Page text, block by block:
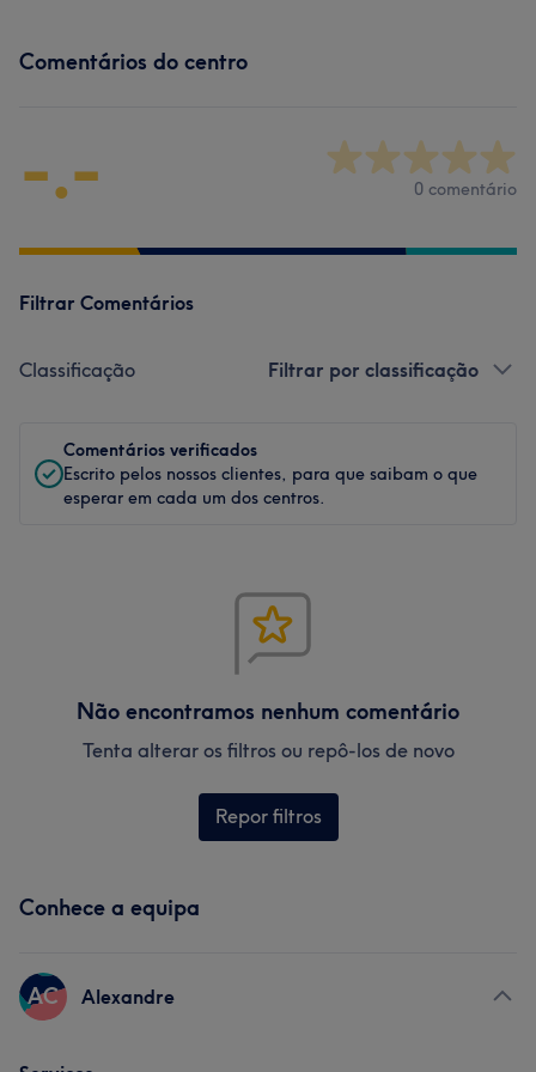
Comentários do centro
-.- 0 comentário
Filtrar Comentários
Classificação Filtrar por classificação
Comentários verificados
Escrito pelos nossos clientes, para que saibam o que
esperar em cada um dos centros.
Não encontramos nenhum comentário
Tenta alterar os filtros ou repô-los de novo
Repor filtros
Conhece a equipa
AC Alexandre